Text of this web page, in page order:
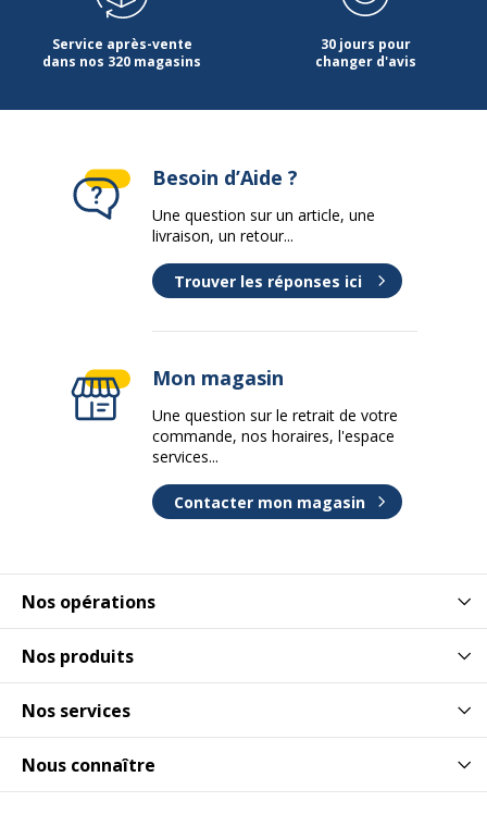
Service après-vente
dans nos 320 magasins
30 jours pour
changer d'avis
Nos opérations
Nos produits
Nos services
Nous connaître
Besoin d’Aide ?
Une question sur un article, une
livraison, un retour...
Trouver les réponses ici
Mon magasin
Une question sur le retrait de votre
commande, nos horaires, l'espace
services...
Contacter mon magasin